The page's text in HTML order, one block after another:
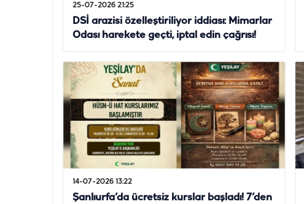
25-07-2026 21:25
DSİ arazisi özelleştiriliyor iddiası: Mimarlar
Odası harekete geçti, iptal edin çağrısı!
14-07-2026 13:22
Şanlıurfa’da ücretsiz kurslar başladı! 7’den